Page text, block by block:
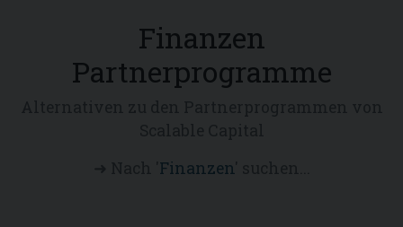
Finanzen
Partnerprogramme
Finanzen' suchen...